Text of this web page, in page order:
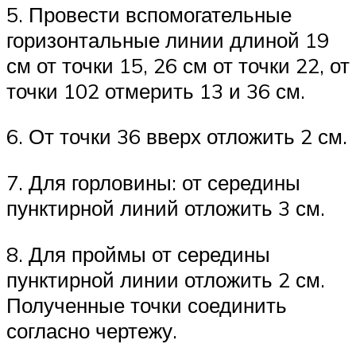
5. Провести вспомогательные
горизонтальные линии длиной 19
см от точки 15, 26 см от точки 22, от
точки 102 отмерить 13 и 36 см.
6. От точки 36 вверх отложить 2 см.
7. Для горловины: от середины
пунктирной линий отложить 3 см.
8. Для проймы от середины
пунктирной линии отложить 2 см.
Полученные точки соединить
согласно чертежу.